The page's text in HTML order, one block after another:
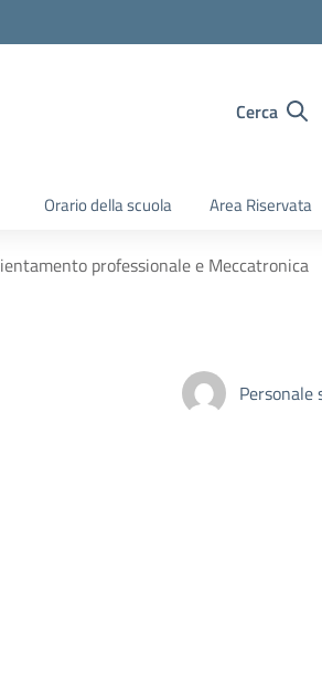
Cerca
Orario della scuola Area Riservata
professionale e Meccatronica
Personale